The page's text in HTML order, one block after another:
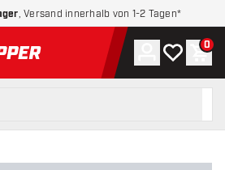
, Versand innerhalb von 1-2 Tagen*
zur Startseite
Konto
Meine 0